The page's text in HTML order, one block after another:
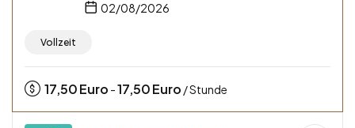
02/08/2026
Vollzeit
17,50Euro -17,50Euro / Stunde